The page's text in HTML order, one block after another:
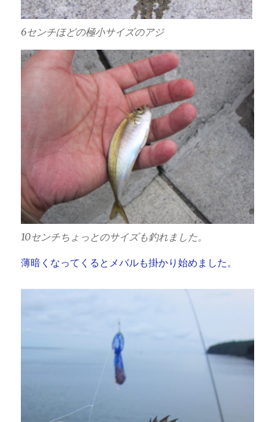
6センチほどの極小サイズのアジ
10センチちょっとのサイズも釣れました。
薄暗くなってくるとメバルも掛かり始めました。